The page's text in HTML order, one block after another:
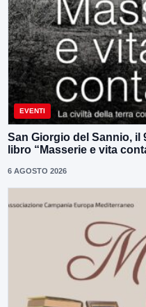
EVENTI
San Giorgio del Sannio, il
libro “Masserie e vita
6 AGOSTO 2026